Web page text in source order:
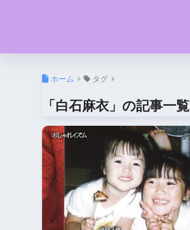
ホーム タグ
「白石麻衣」の記事一覧